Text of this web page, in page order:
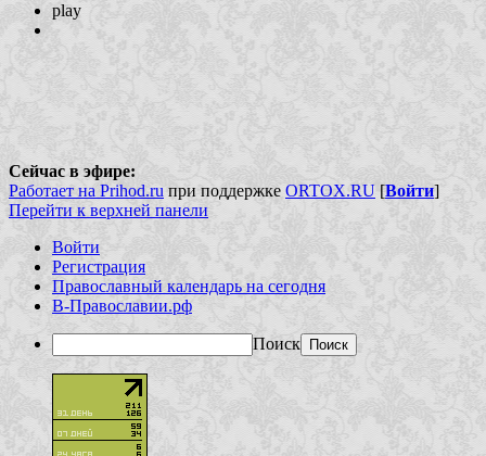
play
Сейчас в эфире:
Работает на Prihod.ru при поддержке ORTOX.RU [Войти]
Перейти к верхней панели
Войти
Регистрация
Православный календарь на сегодня
В-Православии.рф
Поиск